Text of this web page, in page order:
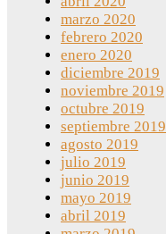
marzo 2020
febrero 2020
enero 2020
diciembre 2019
noviembre 2019
octubre 2019
septiembre 2019
agosto 2019
julio 2019
junio 2019
mayo 2019
abril 2019